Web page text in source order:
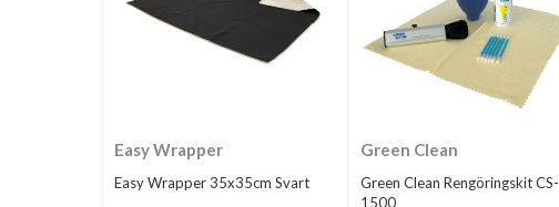
Easy Wrapper
Easy Wrapper 35x35cm Svart
Green Clean
Green Clean Rengöringskit CS-
1500